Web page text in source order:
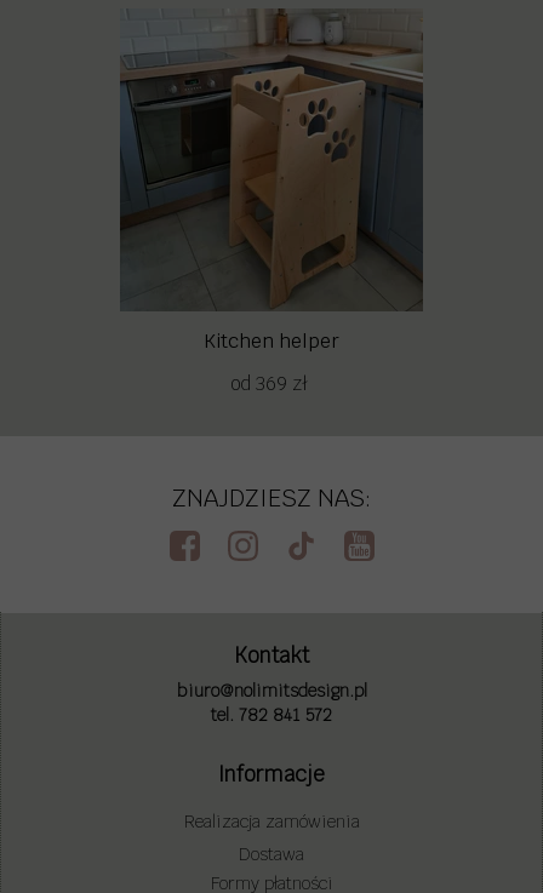
od 369 zł
Kitchen helper
ZNAJDZIESZ NAS:
Formy płatności
Dostawa
Realizacja zamówienia
tel. 782 841 572
biuro@nolimitsdesign.pl
Informacje
Kontakt